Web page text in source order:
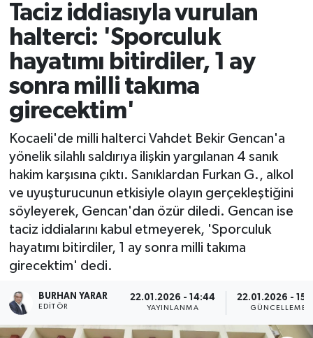
Taciz iddiasıyla vurulan
halterci: 'Sporculuk
hayatımı bitirdiler, 1 ay
sonra milli takıma
girecektim'
Kocaeli'de milli halterci Vahdet Bekir Gencan'a
yönelik silahlı saldırıya ilişkin yargılanan 4 sanık
hakim karşısına çıktı. Sanıklardan Furkan G., alkol
ve uyuşturucunun etkisiyle olayın gerçekleştiğini
söyleyerek, Gencan'dan özür diledi. Gencan ise
taciz iddialarını kabul etmeyerek, 'Sporculuk
hayatımı bitirdiler, 1 ay sonra milli takıma
girecektim' dedi.
BURHAN YARAR
EDITÖR
22.01.2026 - 14:44
YAYINLANMA
22.01.2026 -
GÜNCELLEME